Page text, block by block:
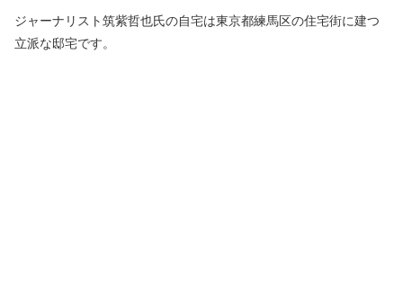
ジャーナリスト筑紫哲也氏の自宅は東京都練馬区の住宅街に建つ
立派な邸宅です。